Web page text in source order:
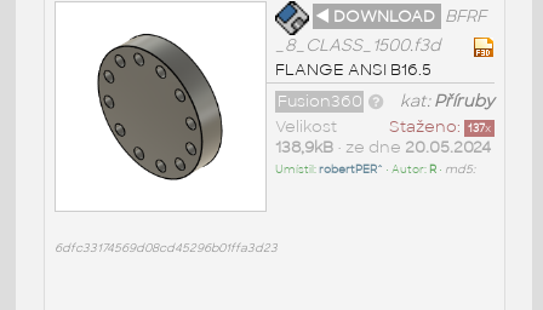
◄ DOWNLOAD BFRF
_8_CLASS_1500.f3d
FLANGE ANSI B16.5
kat:Příruby
Fusion360
Staženo: 137x
Velikost
138,9kB• ze dne 20.05.2024
Umístil:robertPER^ • Autor: R• md5:
6dfc33174569d08cd45296b01ffa3d23